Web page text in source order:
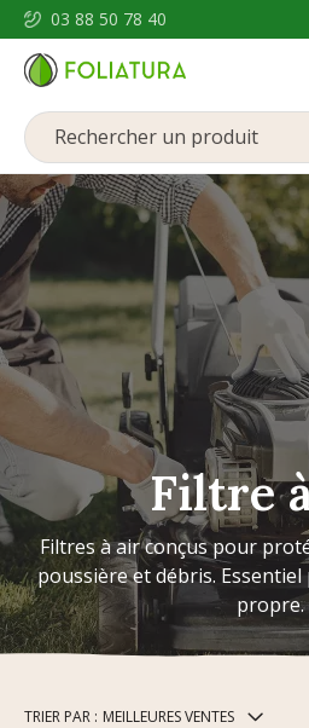
03 88 50 78 40
Filtre
Filtres à air conçus pour
poussière et débris.
propre.
TRIER PAR : MEILLEURES VENTES